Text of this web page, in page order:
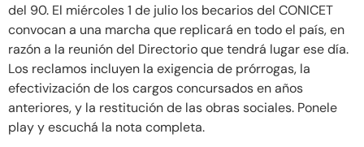
del 90. El miércoles 1 de julio los becarios del CONICET
convocan a una marcha que replicará en todo el país, en
razón a la reunión del Directorio que tendrá lugar ese día.
Los reclamos incluyen la exigencia de prórrogas, la
efectivización de los cargos concursados en años
anteriores, y la restitución de las obras sociales. Ponele
play y escuchá la nota completa.